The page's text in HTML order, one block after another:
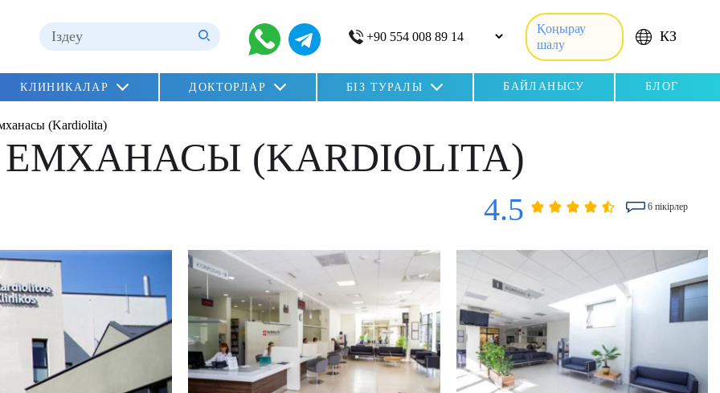
Қоңырау
шалу
КЗ
КЛИНИКАЛАР ДОКТОРЛАР БІЗ ТУРАЛЫ БАЙЛАНЫСУ БЛОГ
(Kardiolita)
(KARDIOLITA)
4.5 6 пікірлер